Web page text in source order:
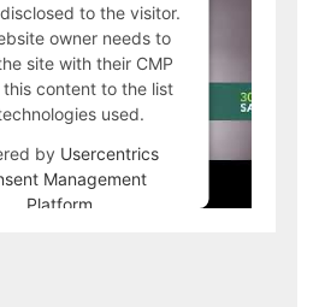
to the visitor.
owner needs to
site with their CMP
content to the list
used.
by Usercentrics
Management
Platform